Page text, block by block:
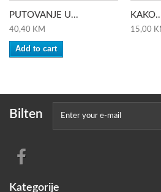
PUTOVANJE U...
40,40 KM
Add to cart
15,00
Bilten
Kategorije